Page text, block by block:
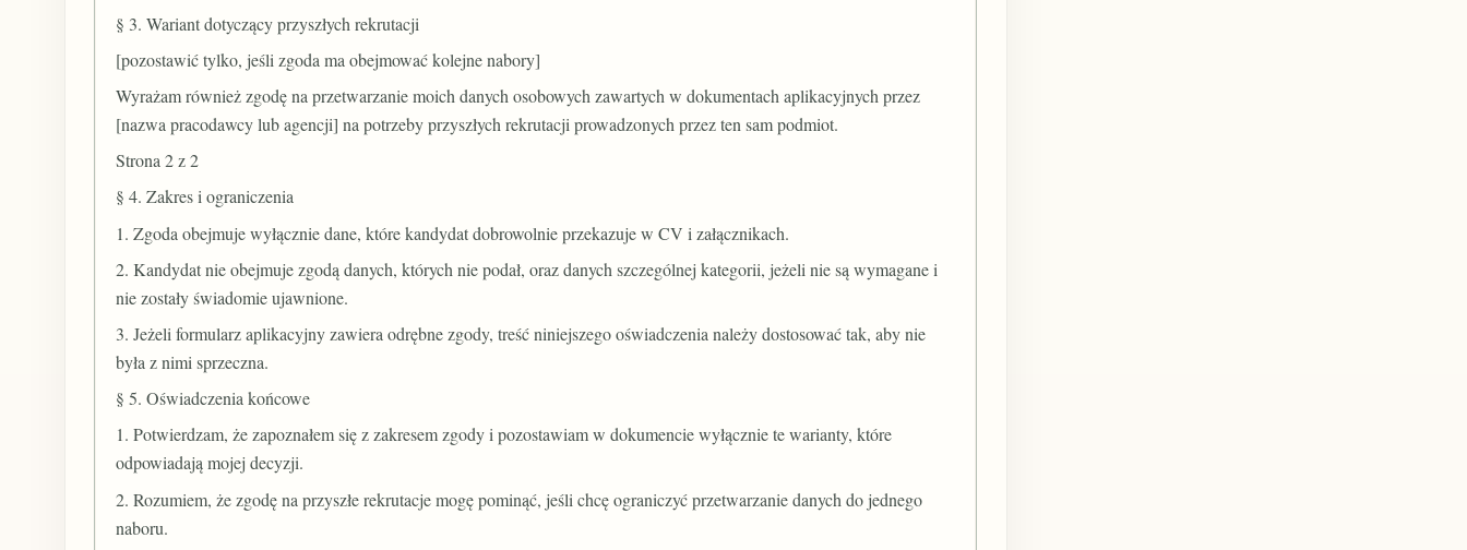
§ 3. Wariant dotyczący przyszłych rekrutacji
[pozostawić tylko, jeśli zgoda ma obejmować kolejne nabory]
Wyrażam również zgodę na przetwarzanie moich danych osobowych zawartych w dokumentach aplikacyjnych przez
[nazwa pracodawcy lub agencji] na potrzeby przyszłych rekrutacji prowadzonych przez ten sam podmiot.
Strona 2 z 2
§ 4. Zakres i ograniczenia
1. Zgoda obejmuje wyłącznie dane, które kandydat dobrowolnie przekazuje w CV i załącznikach.
2. Kandydat nie obejmuje zgodą danych, których nie podał, oraz danych szczególnej kategorii, jeżeli nie są wymagane i
nie zostały świadomie ujawnione.
3. Jeżeli formularz aplikacyjny zawiera odrębne zgody, treść niniejszego oświadczenia należy dostosować tak, aby nie
była z nimi sprzeczna.
§ 5. Oświadczenia końcowe
1. Potwierdzam, że zapoznałem się z zakresem zgody i pozostawiam w dokumencie wyłącznie te warianty, które
odpowiadają mojej decyzji.
2. Rozumiem, że zgodę na przyszłe rekrutacje mogę pominąć, jeśli chcę ograniczyć przetwarzanie danych do jednego
naboru.